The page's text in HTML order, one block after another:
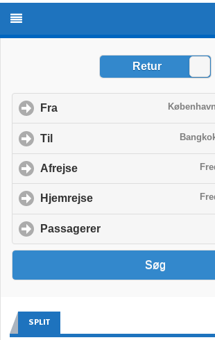
SPLIT